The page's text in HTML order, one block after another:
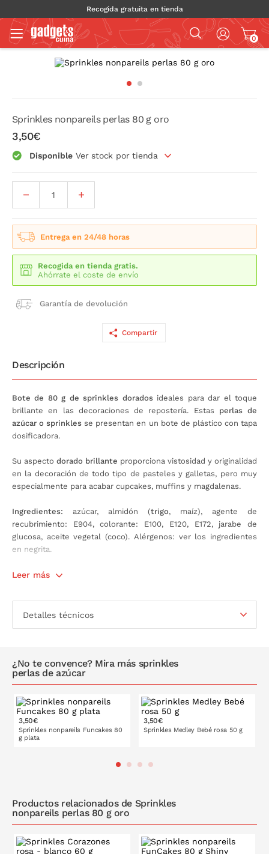
Recogida gratuita en tienda
0
Sprinkles nonpareils perlas 80 g oro
3,50€
Disponible Ver stock por tienda
Entrega en 24/48 horas
Recogida en tienda gratis.
Ahórrate el coste de envío
Garantía de devolución
Compartir
Descripción
Bote de 80 g de sprinkles doradosideales para dar el toque
brillante en las decoraciones de repostería. Estas perlas de
azúcar o sprinkles se presentan en un bote de plástico con tapa
dosificadora.
Su aspecto dorado brillante proporciona vistosidad y originalidad
en la decoración de todo tipo de pasteles y galletas, pero muy
especialmente para acabar cupcakes, muffins y magdalenas.
Ingredientes: azúcar, almidón (trigo, maíz), agente de
recubrimiento: E904, colorante: E100, E120, E172, jarabe de
glucosa, aceite vegetal (coco). Alérgenos: ver los ingredientes
en negrita.
Contenido:
80 gramos.
Leer más
Detalles técnicos
¿No te convence? Mira más sprinkles
perlas de azúcar
3,50€
Sprinkles nonpareils Funcakes 80
g plata
3,50€
Sprinkles Medley Bebé rosa 50 g
Productos relacionados de Sprinkles
nonpareils perlas 80 g oro